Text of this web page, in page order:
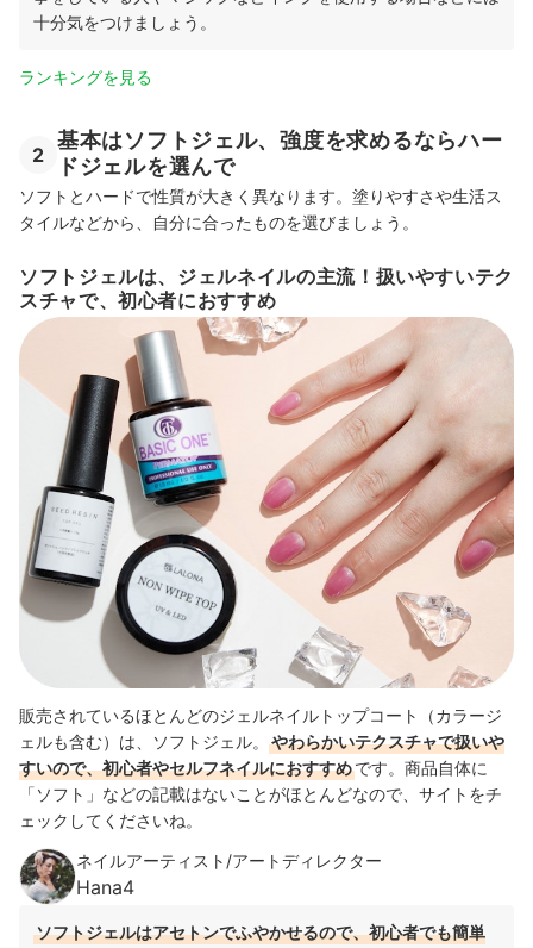
十分気をつけましょう。
ランキングを見る
2
基本はソフトジェル、強度を求めるならハー
ドジェルを選んで
ソフトとハードで性質が大きく異なります。塗りやすさや生活ス
タイルなどから、自分に合ったものを選びましょう。
ソフトジェルは、ジェルネイルの主流！扱いやすいテク
スチャで、初心者におすすめ
販売されているほとんどのジェルネイルトップコート（カラージ
ェルも含む）は、ソフトジェル。
やわらかいテクスチャで扱いや
すいので、初心者やセルフネイルにおすすめです。 商品自体に
「ソフト」などの記載はないことがほとんどなので、サイトをチ
ェックしてくださいね。
ネイルアーティスト/アートディレクター
Hana4
ソフトジェルはアセトンでふやかせるので、初心者でも簡単